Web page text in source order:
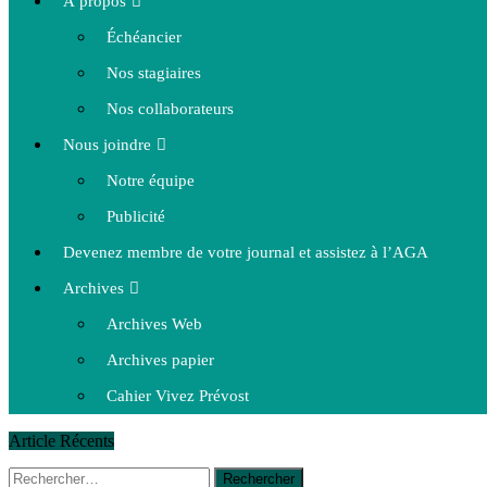
Échéancier
Nos stagiaires
Nos collaborateurs
Nous joindre
Notre équipe
Publicité
Devenez membre de votre journal et assistez à l’AGA
Archives
Archives Web
Archives papier
Cahier Vivez Prévost
Article Récents
14 octobre 2015
La course de boîtes à savon du club
Rechercher :